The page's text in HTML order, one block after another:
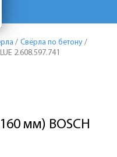
/ Свёрла по бетону /
2.608.597.741
мм) BOSCH